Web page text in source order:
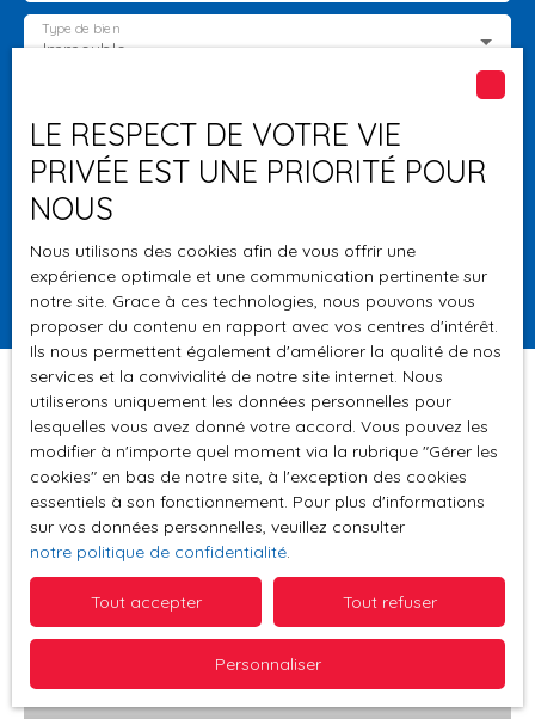
ACCUEIL PROGRAMMES
Estimation
Immeuble
Type de bien
Budget max (€)
Surface min (m²)
Rechercher
Pertinence
Trier par Créer une alerte
LE RESPECT DE VOTRE VIE
PRIVÉE EST UNE PRIORITÉ POUR
NOUS
Nous utilisons des cookies afin de vous offrir une
expérience optimale et une communication pertinente sur
notre site. Grace à ces technologies, nous pouvons vous
proposer du contenu en rapport avec vos centres d'intérêt.
Ils nous permettent également d'améliorer la qualité de nos
services et la convivialité de notre site internet. Nous
utiliserons uniquement les données personnelles pour
lesquelles vous avez donné votre accord. Vous pouvez les
modifier à n'importe quel moment via la rubrique ″Gérer les
cookies″ en bas de notre site, à l'exception des cookies
essentiels à son fonctionnement. Pour plus d'informations
sur vos données personnelles, veuillez consulter
notre politique de confidentialité.
Tout accepter Tout refuser
Personnaliser